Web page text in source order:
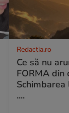
Redactia.ro
Ce să nu
FORMA din
Schimbarea
....